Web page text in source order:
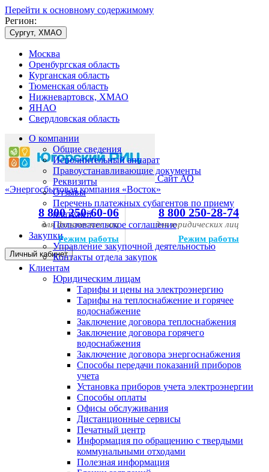
Перейти к основному содержимому
Регион:
Сургут, ХМАО
Москва
Оренбургская область
Курганская область
Тюменская область
Нижневартовск, ХМАО
ЯНАО
Свердловская область
Сайт АО
«Энергосбытовая компания «Восток»
8 800 250-60-06
для физических лиц
Режим работы
8 800 250-28-74
для юридических лиц
Режим работы
Личный кабинет
О компании
Общие сведения
Исполнительный аппарат
Правоустанавливающие документы
Реквизиты
Отзывы
Перечень платежных субагентов по приему
платежей
Пользовательское соглашение
Закупки
Управление закупочной деятельностью
Контакты отдела закупок
Клиентам
Юридическим лицам
Тарифы и цены на электроэнергию
Тарифы на теплоснабжение и горячее
водоснабжение
Заключение договора теплоснабжения
Заключение договора горячего
водоснабжения
Заключение договора энергоснабжения
Способы передачи показаний приборов
учета
Установка приборов учета электроэнергии
Способы оплаты
Офисы обслуживания
Дистанционные сервисы
Печатный центр
Информация по обращению с твердыми
коммунальными отходами
Полезная информация